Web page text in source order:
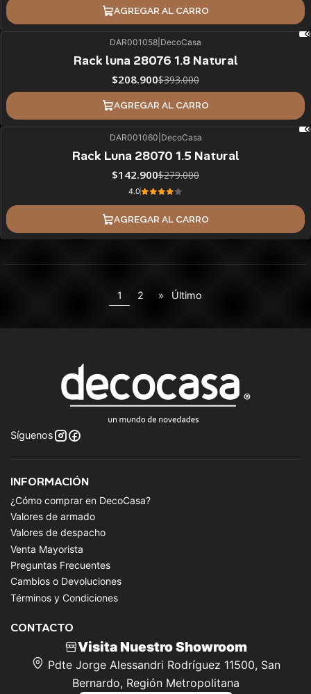
AGREGAR AL CARRO
DAR001058 DecoCasa
Rack luna 28076 1.8 Natural
$208.900$393.000
AGREGAR AL CARRO
DAR001060 DecoCasa
Rack Luna 28070 1.5 Natural
$142.900$279.000
4.0
AGREGAR AL CARRO
1 2 » Último
Síguenos
INFORMACIÓN
¿Cómo comprar en DecoCasa?
Valores de armado
Valores de despacho
Venta Mayorista
Preguntas Frecuentes
Cambios o Devoluciones
Términos y Condiciones
CONTACTO
Visita Nuestro Showroom
Pdte Jorge Alessandri Rodríguez 11500, San
Bernardo, Región Metropolitana